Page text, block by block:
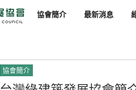
協會簡介 最新消息
協會簡介